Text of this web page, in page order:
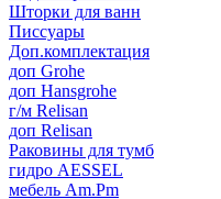
Шторки для ванн
Писсуары
Доп.комплектация
доп Grohe
доп Hansgrohe
г/м Relisan
доп Relisan
Раковины для тумб
гидро AESSEL
мебель Am.Pm